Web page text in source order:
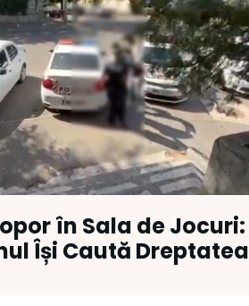
în Sala de Jocuri:
Își Caută Dreptatea